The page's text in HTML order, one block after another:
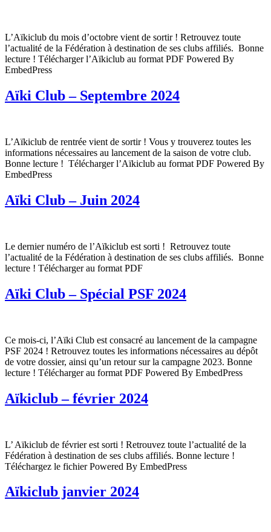
L’Aïkiclub du mois d’octobre vient de sortir ! Retrouvez toute
l’actualité de la Fédération à destination de ses clubs affiliés. Bonne
lecture ! Télécharger l’Aïkiclub au format PDF Powered By
EmbedPress
Aïki Club – Septembre 2024
L’Aïkiclub de rentrée vient de sortir ! Vous y trouverez toutes les
informations nécessaires au lancement de la saison de votre club.
Bonne lecture ! Télécharger l’Aïkiclub au format PDF Powered By
EmbedPress
Aïki Club – Juin 2024
Le dernier numéro de l’Aïkiclub est sorti ! Retrouvez toute
l’actualité de la Fédération à destination de ses clubs affiliés. Bonne
lecture ! Télécharger au format PDF
Aïki Club – Spécial PSF 2024
Ce mois-ci, l’Aïki Club est consacré au lancement de la campagne
PSF 2024 ! Retrouvez toutes les informations nécessaires au dépôt
de votre dossier, ainsi qu’un retour sur la campagne 2023. Bonne
lecture ! Télécharger au format PDF Powered By EmbedPress
Aïkiclub – février 2024
L’ Aïkiclub de février est sorti ! Retrouvez toute l’actualité de la
Fédération à destination de ses clubs affiliés. Bonne lecture !
Téléchargez le fichier Powered By EmbedPress
Aïkiclub janvier 2024